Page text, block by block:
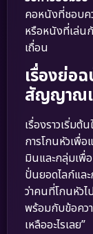
คอหนังที่ชอบค
หรือหนังที่เล่น
เถื่อน
เรื่องย่อ
สัญญาณ
เรื่องราวเริ่มต้
การโกนหัวเพื่
มินและกลุ่มเพื่
ปั่นยอดไลก์แล
ว่าคนที่โกนหัว
พร้อมกับข้อคว
เหลืออะไรเลย”